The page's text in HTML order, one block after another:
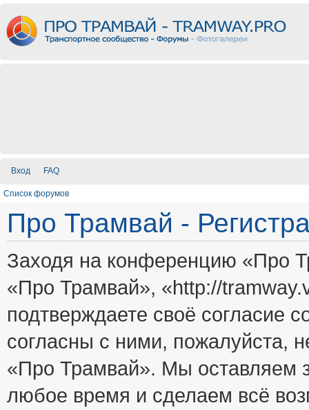
Вход FAQ
Список форумов
Про Трамвай -
Заходя на конференцию «Про
«Про Трамвай», «http://
подтверждаете своё
согласны с ними, пожалуйста,
«Про Трамвай». Мы оставляем
любое время и сделаем всё